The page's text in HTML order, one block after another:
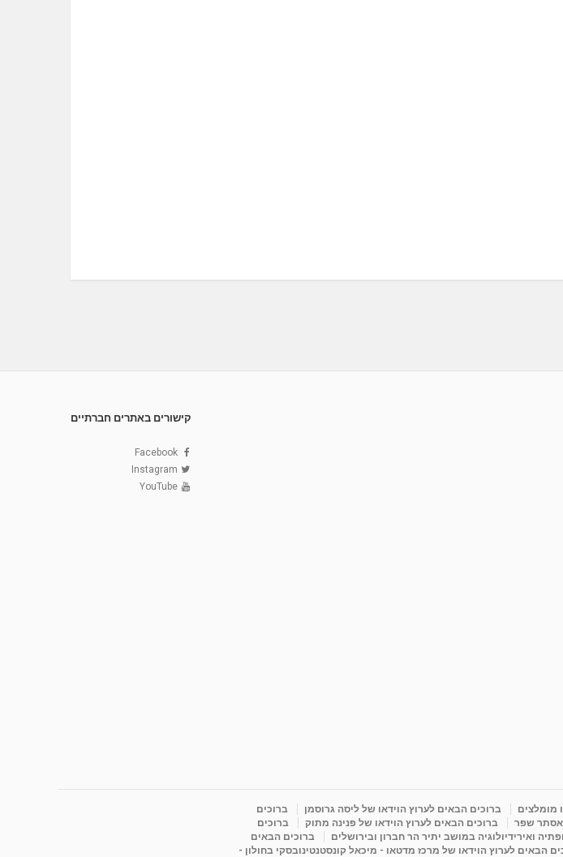
קישורים באתרים חברתיים
Facebook
Instagram
YouTube
מומלצים ברוכים הבאים לערוץ הוידאו של ליסה גרוסמן
ברוכים
אסתר שפר ברוכים הבאים לערוץ הוידאו של פנינה מתוק
ברוכים
ואירידיולוגיה במושב יתיר הר חברון ובירושלים
ברוכים הבאים
הבאים לערוץ הוידאו של מרכז מדטאו - מיכאל קונסטנטינובסקי בחולון -